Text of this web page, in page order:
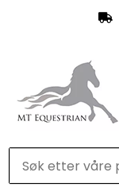
